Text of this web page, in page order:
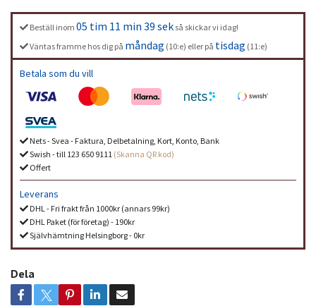
Beställ inom 05 tim 11 min 39 sek så skickar vi idag!
Väntas framme hos dig på måndag (10:e) eller på tisdag (11:e)
Betala som du vill
Nets - Svea - Faktura, Delbetalning, Kort, Konto, Bank
Swish - till 123 650 9111 (Skanna QR kod)
Offert
Leverans
DHL - Fri frakt från 1000kr (annars 99kr)
DHL Paket (för företag) - 190kr
Självhämtning Helsingborg - 0kr
Dela